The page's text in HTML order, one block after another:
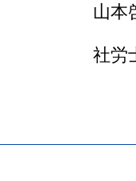
山本
社労